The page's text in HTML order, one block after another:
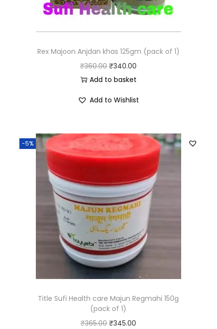
Rex Majoon Anjdan khas 125gm (pack of 1)
₹360.00 ₹340.00
Add to basket
Add to Wishlist
-5%
Title Sufi Health care Majun Regmahi 150g
(pack of 1)
₹365.00 ₹345.00